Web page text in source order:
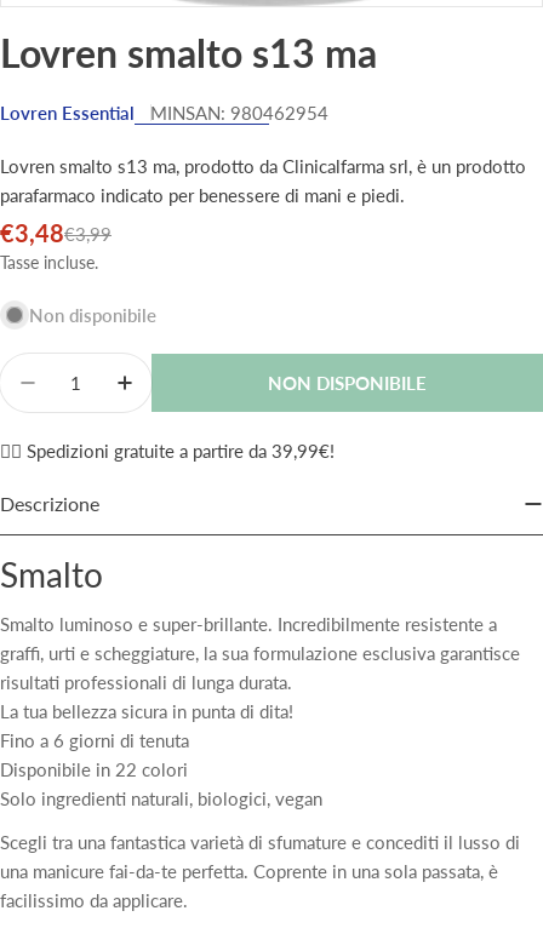
Lovren smalto s13 ma
Lovren Essential MINSAN: 980462954
Lovren smalto s13 ma, prodotto da Clinicalfarma srl, è un prodotto
parafarmaco indicato per benessere di mani e piedi.
Prezzo
di
€3,48
Prezzo
normale
€3,99
Tasse incluse.
Non disponibile
Quantità
Diminuisci La Quantità Per Lovren Smalto S13 Ma
Aumenta La Quantità Per Lovren Smalto
NON DISPONIBILE
✌🏼 Spedizioni gratuite a partire da 39,99€!
Descrizione
Smalto
Smalto luminoso e super-brillante. Incredibilmente resistente a
graffi, urti e scheggiature, la sua formulazione esclusiva garantisce
risultati professionali di lunga durata.
La tua bellezza sicura in punta di dita!
Fino a 6 giorni di tenuta
Disponibile in 22 colori
Solo ingredienti naturali, biologici, vegan
Scegli tra una fantastica varietà di sfumature e concediti il lusso di
una manicure fai-da-te perfetta. Coprente in una sola passata, è
facilissimo da applicare.